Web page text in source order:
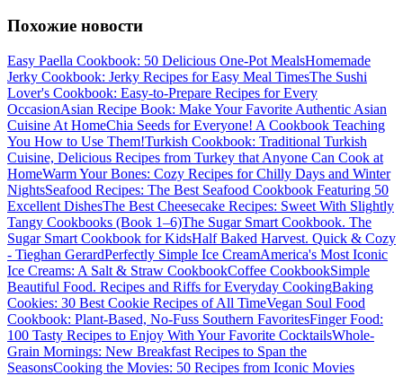
Похожие новости
Easy Paella Cookbook: 50 Delicious One-Pot MealsHomemade
Jerky Cookbook: Jerky Recipes for Easy Meal TimesThe Sushi
Lover's Cookbook: Easy-to-Prepare Recipes for Every
OccasionAsian Recipe Book: Make Your Favorite Authentic Asian
Cuisine At HomeChia Seeds for Everyone! A Cookbook Teaching
You How to Use Them!Turkish Cookbook: Traditional Turkish
Cuisine, Delicious Recipes from Turkey that Anyone Can Cook at
HomeWarm Your Bones: Cozy Recipes for Chilly Days and Winter
NightsSeafood Recipes: The Best Seafood Cookbook Featuring 50
Excellent DishesThe Best Cheesecake Recipes: Sweet With Slightly
Tangy Cookbooks (Book 1–6)The Sugar Smart Cookbook. The
Sugar Smart Cookbook for KidsHalf Baked Harvest. Quick & Cozy
- Tieghan GerardPerfectly Simple Ice CreamAmerica's Most Iconic
Ice Creams: A Salt & Straw CookbookCoffee CookbookSimple
Beautiful Food. Recipes and Riffs for Everyday CookingBaking
Cookies: 30 Best Cookie Recipes of All TimeVegan Soul Food
Cookbook: Plant-Based, No-Fuss Southern FavoritesFinger Food:
100 Tasty Recipes to Enjoy With Your Favorite CocktailsWhole-
Grain Mornings: New Breakfast Recipes to Span the
SeasonsCooking the Movies: 50 Recipes from Iconic Movies